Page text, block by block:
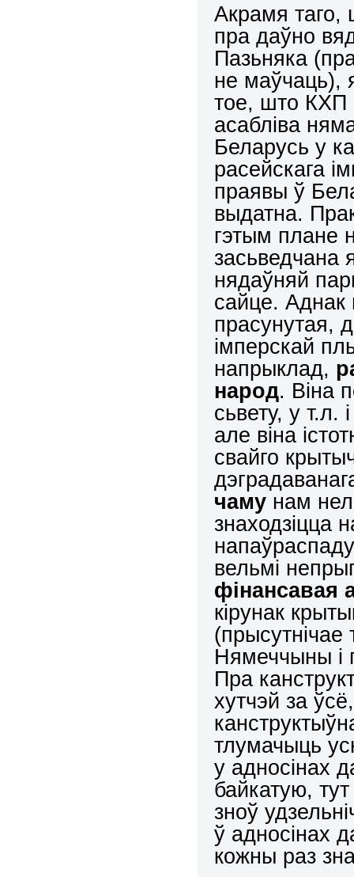
Акрамя таго,
пра даўно
Пазьняка
не маўчаць),
тое, што КХП
асабліва
Беларусь у
расейскага
праявы ў
выдатна.
гэтым плане
засьведчана
нядаўняй
сайце. Аднак
прасунутая,
імперскай
напрыклад,
народ. Віна
сьвету, у т.л.
але віна
свайго
чаму нам
знаходзіцца
вельмі
фінансавая
кірунак
(прысутнічае
Нямеччыны і
Пра
хутчэй за
тлумачыць
у адносінах
байкатую,
зноў
ў адносінах
кожны раз